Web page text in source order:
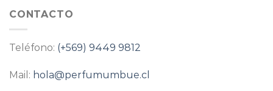
CONTACTO
Teléfono: (+569) 9449 9812
Mail: hola@perfumumbue.cl